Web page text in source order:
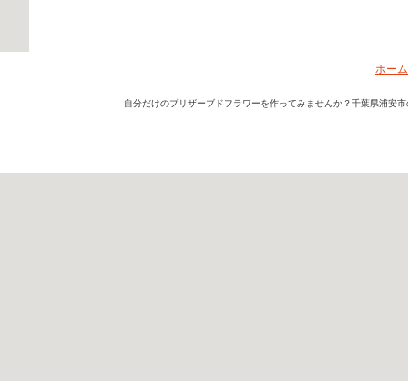
ホーム
自分だけのプリザーブドフラワーを作ってみませんか？千葉県浦安